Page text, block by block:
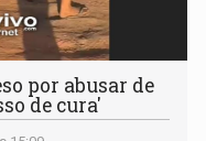
por abusar de
de cura'